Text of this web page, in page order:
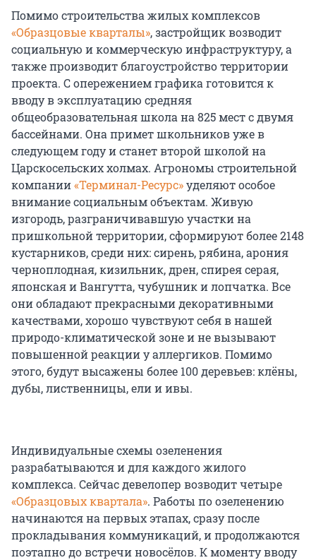
Помимо строительства жилых комплексов
«Образцовые кварталы», застройщик возводит
социальную и коммерческую инфраструктуру, а
также производит благоустройство территории
проекта. С опережением графика готовится к
вводу в эксплуатацию средняя
общеобразовательная школа на 825 мест с двумя
бассейнами. Она примет школьников уже в
следующем году и станет второй школой на
Царскосельских холмах. Агрономы строительной
компании«Терминал-Ресурс»уделяют особое
внимание социальным объектам. Живую
изгородь, разграничивавшую участки на
пришкольной территории, сформируют более 2148
кустарников, среди них: сирень, рябина, арония
черноплодная, кизильник, дрен, спирея серая,
японская и Вангутта, чубушник и лопчатка. Все
они обладают прекрасными декоративными
качествами, хорошо чувствуют себя в нашей
природо-климатической зоне и не вызывают
повышенной реакции у аллергиков. Помимо
этого, будут высажены более 100 деревьев: клёны,
дубы, лиственницы, ели и ивы.
Индивидуальные схемы озеленения
разрабатываются и для каждого жилого
комплекса. Сейчас девелопер возводит четыре
«Образцовых квартала». Работы по озеленению
начинаются на первых этапах, сразу после
прокладывания коммуникаций, и продолжаются
поэтапно до встречи новосёлов. К моменту вводу